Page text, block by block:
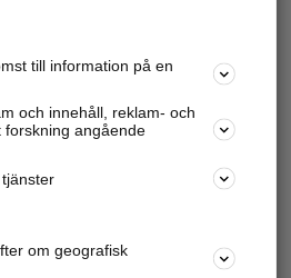
till information på en
och innehåll, reklam- och
forskning angående
om geografisk